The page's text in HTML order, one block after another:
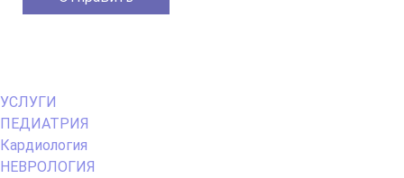
Primary
Menu
УСЛУГИ
ПЕДИАТРИЯ
Кардиология
НЕВРОЛОГИЯ